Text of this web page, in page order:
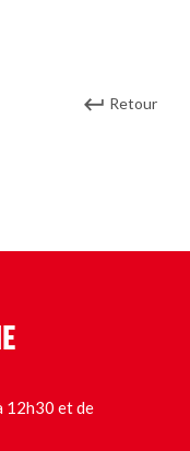
Retour
12h30 et de